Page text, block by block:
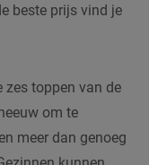
beste prijs vind je
zes toppen van de
om te
meer dan genoeg